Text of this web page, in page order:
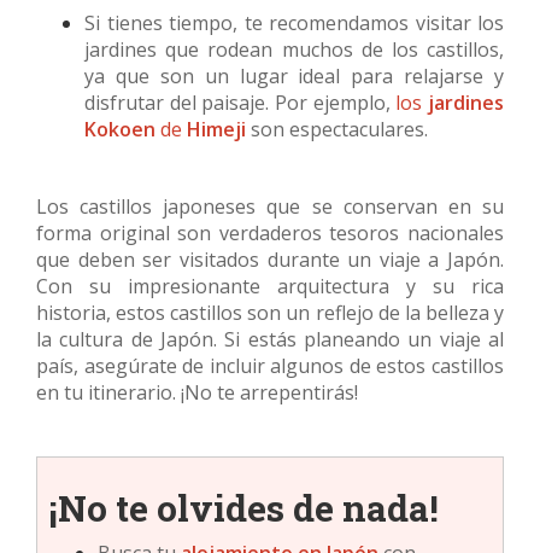
Si tienes tiempo, te recomendamos visitar los
jardines que rodean muchos de los castillos,
ya que son un lugar ideal para relajarse y
disfrutar del paisaje. Por ejemplo, los jardines
Kokoen de Himeji son espectaculares.
Los castillos japoneses que se conservan en su
forma original son verdaderos tesoros nacionales
que deben ser visitados durante un viaje a Japón.
Con su impresionante arquitectura y su rica
historia, estos castillos son un reflejo de la belleza y
la cultura de Japón. Si estás planeando un viaje al
país, asegúrate de incluir algunos de estos castillos
en tu itinerario. ¡No te arrepentirás!
¡No te olvides de nada!